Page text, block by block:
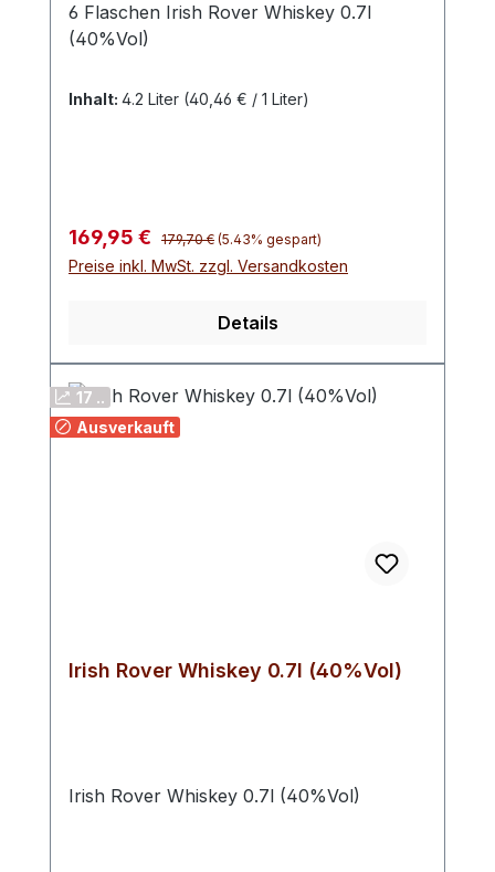
6 Flaschen Irish Rover Whiskey 0.7l
(40%Vol)
Inhalt: 4.2 Liter (40,46 € / 1 Liter)
Verkaufspreis:
169,95 € Regulärer Preis:
179,70 € (5.43% gespart)
Preise inkl. MwSt. zzgl. Versandkosten
Details
17 ..
Ausverkauft
Irish Rover Whiskey 0.7l (40%Vol)
Irish Rover Whiskey 0.7l (40%Vol)